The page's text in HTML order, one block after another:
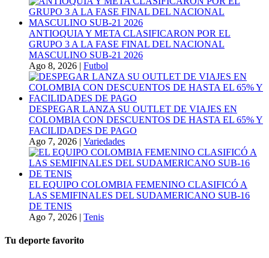
ANTIOQUIA Y META CLASIFICARON POR EL
GRUPO 3 A LA FASE FINAL DEL NACIONAL
MASCULINO SUB-21 2026
Ago 8, 2026 | Futbol
DESPEGAR LANZA SU OUTLET DE VIAJES EN
COLOMBIA CON DESCUENTOS DE HASTA EL 65% Y
FACILIDADES DE PAGO
Ago 7, 2026 | Variedades
EL EQUIPO COLOMBIA FEMENINO CLASIFICÓ A
LAS SEMIFINALES DEL SUDAMERICANO SUB-16
DE TENIS
Ago 7, 2026 | Tenis
Tu deporte favorito